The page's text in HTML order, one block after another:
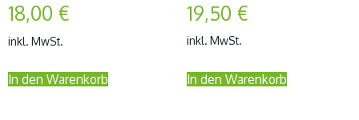
18,00 €
inkl. MwSt.
In den Warenkorb
19,50 €
inkl. MwSt.
In den Warenkorb